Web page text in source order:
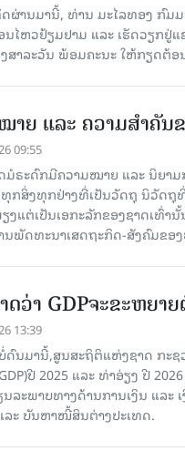
ຜ່ານມານີ້, ທ່ານ ມະໄລທອງ ກົມ
ນໄຫວຢ້ຽມຢາມ ແລະ ເຮັດວຽກ
າລະວັນ ພ້ອມຄະນະ ໃຫ້ກຽດຕ້
າຍ ແລະ ຄວາມສໍາຄັນ
09:55
ມໍຣະດົກມີຄວາມໝາຍ ແລະ ນິຍາມ
ກສິ່ງທຸກຢ່າງທີ່ເປັນວັດຖຸ ນິວັດຖຸ
ງແຕ່ເປັນເອກະລັກຂອງຊາດເທົ່
ນພັດທະນາເສດຖະກິດ-ສັງຄົມຂອ
ວ່າ GDPຈະຂະຫຍາ
13:39
ດົນມານີ້,ສູນສະຖິຕິແຫ່ງຊາດ ກະ
ປີ 2025 ແລະ ທ່າອ່ຽງ ປີ
ລະພາບທາງດ້ານການເງິນ ແລະ
ລະ ບັນຫາໜີ້ສິນຕ່າງປະເທດ.